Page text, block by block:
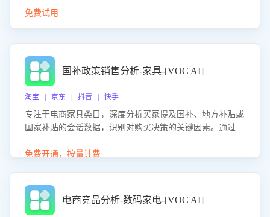
免费试用
国补政策销售分析-家具-[VOC AI]
淘宝 | 京东 | 抖音 | 快手
专注于电商家具类目，深度分析买家提及国补、地方补贴或
国家补贴的会话数据，识别对购买决策的关键因素。通过AI
化策略，助力商家利用国补政策提升GMV。
免费开通，按量计费
电商竞品分析-数码家电-[VOC AI]